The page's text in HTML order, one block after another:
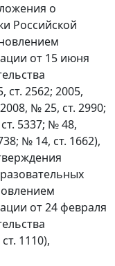
о
Российской
от 15 июня
2562; 2005,
№ 25, ст. 2990;
5337; № 48,
№ 14, ст. 1662),
от 24 февраля
1110),